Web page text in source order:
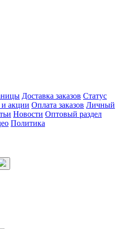
Доставка заказов Статус
акции Оплата заказов Личный
Новости Оптовый раздел
Политика